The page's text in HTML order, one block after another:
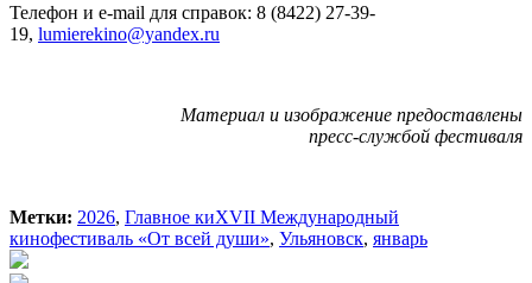
Телефон и e-mail для справок: 8 (8422) 27-39-
19, lumierekino@yandex.ru
Материал и изображение предоставлены
пресс-службой фестиваля
Метки: 2026, Главное киXVII Международный
кинофестиваль «От всей души», Ульяновск, январь